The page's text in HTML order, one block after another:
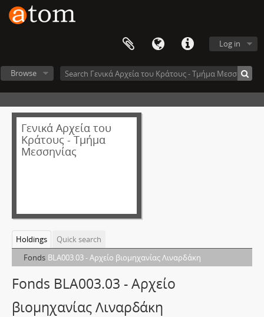
Log in
Browse
Γενικά Αρχεία του
Κράτους - Τμήμα
Μεσσηνίας
Holdings
Quick search
Fonds BLA003.03 - Αρχείο βιομηχανίας Λιναρδάκη
Fonds BLA003.03 - Αρχείο
βιομηχανίας Λιναρδάκη